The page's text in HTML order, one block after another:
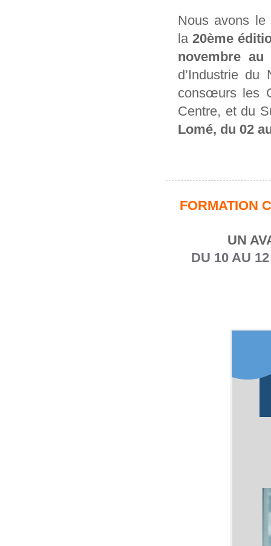
Nous avons le
la 20ème
novembre au
d’Industrie du
consœurs les
Centre, et du
Lomé, du 02
FORMATION
UN
DU 10 AU